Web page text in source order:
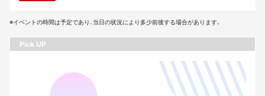
※イベントの時間は予定であり、当日の状況により多少前後する場合があります。
Pick UP